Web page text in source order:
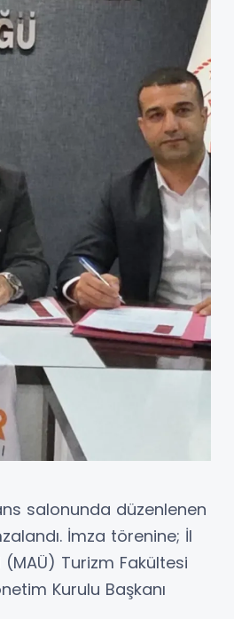
salonunda düzenlenen
İmza törenine; İl
Turizm Fakültesi
Kurulu Başkanı